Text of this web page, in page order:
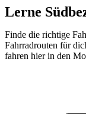
Lerne
Finde die richtige
Fahrradrouten für
fahren hier in den